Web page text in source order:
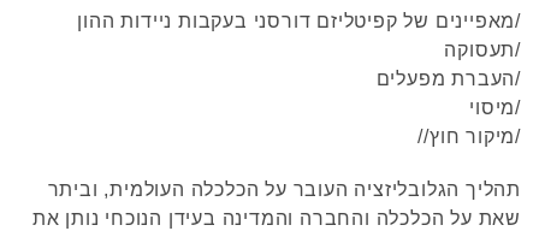
/מאפיינים של קפיטליזם דורסני בעקבות ניידות ההון
/תעסוקה
/העברת מפעלים
/מיסוי
/מיקור חוץ//
תהליך הגלובליזציה העובר על הכלכלה העולמית, וביתר
שאת על הכלכלה והחברה והמדינה בעידן הנוכחי נותן את